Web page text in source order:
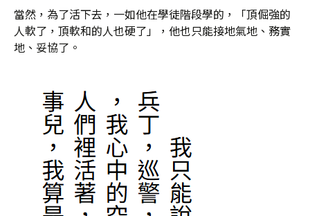
當然，為了活下去，一如他在學徒階段學的，「頂倔強的
人軟了，頂軟和的人也硬了」，他也只能接地氣地、務實
地、妥協了。